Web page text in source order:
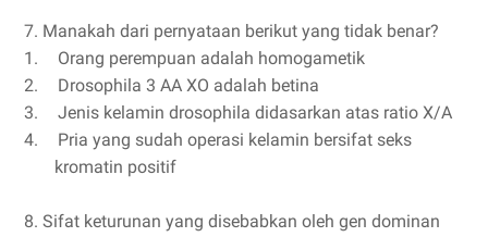
7. Manakah dari pernyataan berikut yang tidak benar?
1.
Orang perempuan adalah homogametik
2.
Drosophila 3 AA XO adalah betina
3.
Jenis kelamin drosophila didasarkan atas ratio X/A
4.
Pria yang sudah operasi kelamin bersifat seks
kromatin positif
8. Sifat keturunan yang disebabkan oleh gen dominan